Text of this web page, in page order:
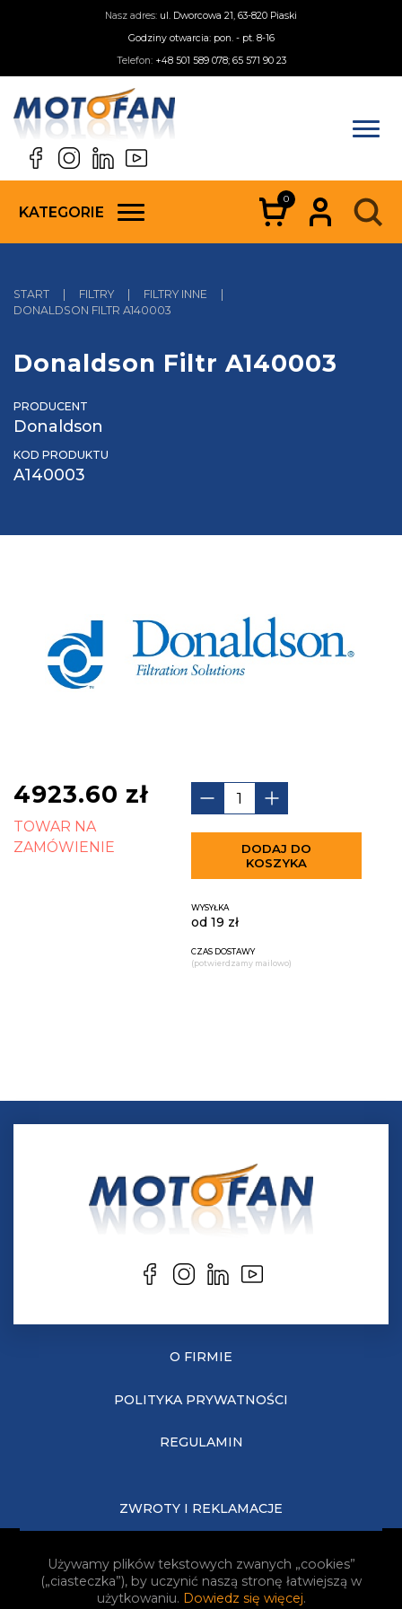
Nasz adres: ul. Dworcowa 21, 63-820 Piaski
Godziny otwarcia: pon. - pt. 8-16
Telefon: +48 501 589 078; 65 571 90 23
KATEGORIE
0
START | FILTRY | FILTRY INNE
|
DONALDSON FILTR A140003
Donaldson Filtr A140003
PRODUCENT
Donaldson
KOD PRODUKTU
A140003
4923.60 zł
TOWAR NA
ZAMÓWIENIE
DODAJ DO
KOSZYKA
WYSYŁKA
od 19 zł
CZAS DOSTAWY
(potwierdzamy mailowo)
O FIRMIE
POLITYKA PRYWATNOŚCI
REGULAMIN
ZWROTY I REKLAMACJE
JAK KUPOWAĆ?
Używamy plików tekstowych zwanych „cookies”
(„ciasteczka”), by uczynić naszą stronę łatwiejszą w
użytkowaniu. Dowiedz się więcej.